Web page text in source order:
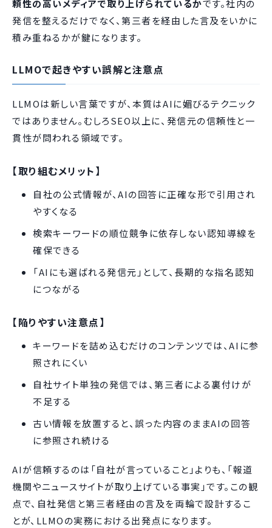
頼性の高いメディアで取り上げられているかです。社内の
発信を整えるだけでなく、第三者を経由した言及をいかに
積み重ねるかが鍵になります。
LLMOで起きやすい誤解と注意点
LLMOは新しい言葉ですが、本質はAIに媚びるテクニック
ではありません。むしろSEO以上に、発信元の信頼性と一
貫性が問われる領域です。
【取り組むメリット】
自社の公式情報が、AIの回答に正確な形で引用され
やすくなる
検索キーワードの順位競争に依存しない認知導線を
確保できる
「AIにも選ばれる発信元」として、長期的な指名認知
につながる
【陥りやすい注意点】
キーワードを詰め込むだけのコンテンツでは、AIに参
照されにくい
自社サイト単独の発信では、第三者による裏付けが
不足する
古い情報を放置すると、誤った内容のままAIの回答
に参照され続ける
AIが信頼するのは「自社が言っていること」よりも、「報道
機関やニュースサイトが取り上げている事実」です。この観
点で、自社発信と第三者経由の言及を両輪で設計するこ
とが、LLMOの実務における出発点になります。